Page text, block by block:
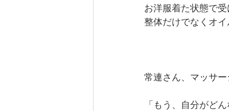
お洋服着た状態で
整体だけでなくオ
常連さん、マッサ
「もう、自分がど